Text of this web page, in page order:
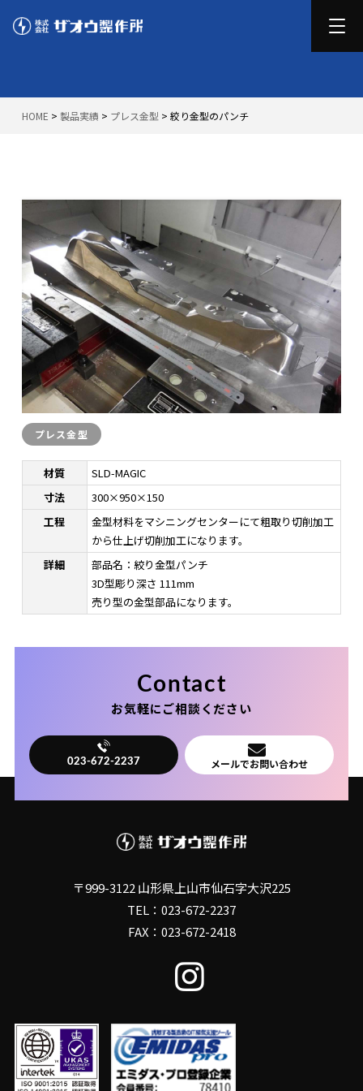
HOME > 製品実績 > プレス金型 > 絞り金型のパンチ
プレス金型
材質
SLD-MAGIC
寸法
300×950×150
工程
金型材料をマシニングセンターにて粗取り切削加工
から仕上げ切削加工になります。
詳細
部品名：絞り金型パンチ
3D型彫り深さ 111mm
売り型の金型部品になります。
お気軽にご相談ください
Contact
023-672-2237 メールでお問い合わせ
〒999-3122 山形県上山市仙石字大沢225
TEL：023-672-2237
FAX：023-672-2418